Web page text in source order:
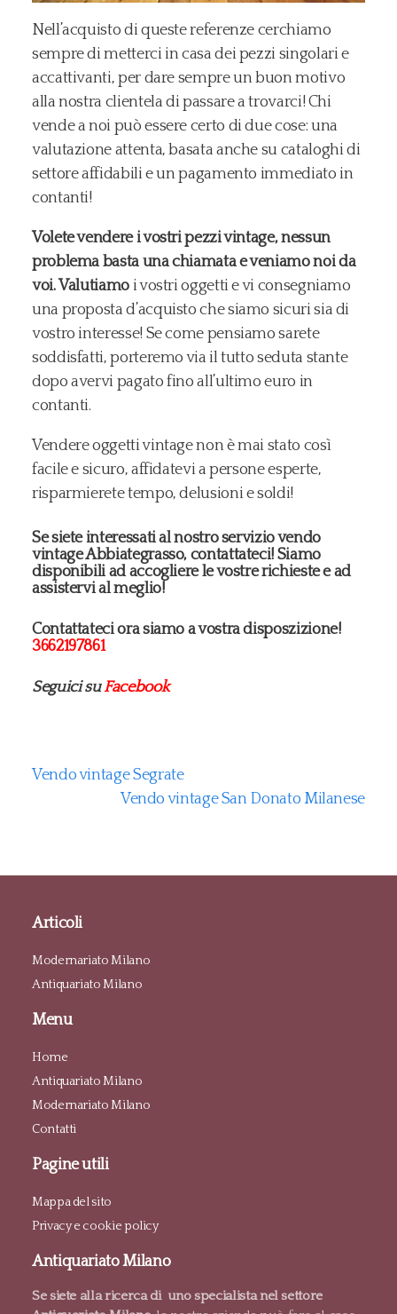
Nell’acquisto di queste referenze cerchiamo
sempre di metterci in casa dei pezzi singolari e
accattivanti, per dare sempre un buon motivo
alla nostra clientela di passare a trovarci! Chi
vende a noi può essere certo di due cose: una
valutazione attenta, basata anche su cataloghi di
settore affidabili e un pagamento immediato in
contanti!
Volete vendere i vostri pezzi vintage, nessun
problema basta una chiamata e veniamo noi da
voi.Valutiamoi vostri oggetti e vi consegniamo
una proposta d’acquisto che siamo sicuri sia di
vostro interesse! Se come pensiamo sarete
soddisfatti, porteremo via il tutto seduta stante
dopo avervi pagato fino all’ultimo euro in
contanti.
Vendere oggetti vintage non è mai stato così
facile e sicuro, affidatevi a persone esperte,
risparmierete tempo, delusioni e soldi!
Se siete interessati al nostro servizio vendo
vintage Abbiategrasso, contattateci! Siamo
disponibili ad accogliere le vostre richieste e ad
assistervi al meglio!
Contattateci ora siamo a vostra disposzizione!
3662197861
Seguici suFacebook
Vendo vintage Segrate
Vendo vintage San Donato Milanese
Articoli
Modernariato Milano
Antiquariato Milano
Menu
Home
Antiquariato Milano
Modernariato Milano
Contatti
Pagine utili
Mappa del sito
Privacy e cookie policy
Antiquariato Milano
Se siete alla ricerca di uno specialista nel settore